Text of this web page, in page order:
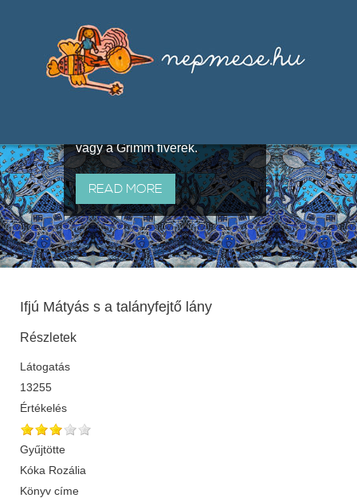
útján terjedő elbeszélésekből,
melyeket olyan ismert gyűjtők
állítottak össze, mint Benedek
vagy a Grimm fivérek.
READ MORE
Ifjú Mátyás s a talányfejtő lány
Részletek
Látogatás
13255
Értékelés
Gyűjtötte
Kóka Rozália
Könyv címe